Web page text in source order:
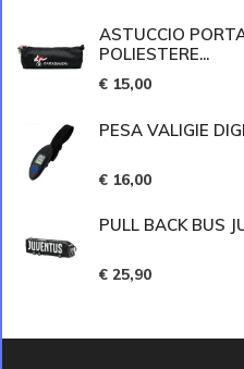
ASTUCCIO
POLIESTERE...
€ 15,00
PESA VALIGIE
€ 16,00
PULL BACK BUS
€ 25,90